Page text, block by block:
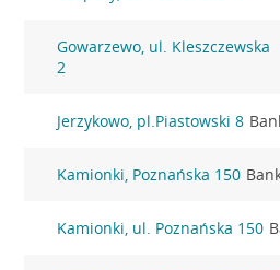
Gowarzewo, ul. Kleszczewska
2
Jerzykowo, pl.Piastowski 8
Kamionki, Poznańska 150
Kamionki, ul. Poznańska 150